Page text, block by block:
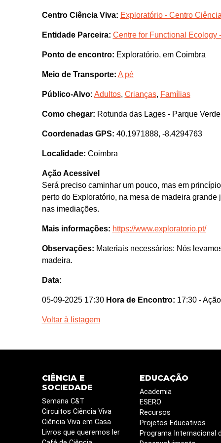
Centro Ciência Viva: Exploratório - Centro
Entidade Parceira: Centre for Functional Ecology
Ponto de encontro: Exploratório, em Coimbra
Meio de Transporte: A pé
Público-Alvo: Adultos, Crianças, Famílias
Como chegar: Rotunda das Lages - Parque
Coordenadas GPS: 40.1971888, -8.4294763
Localidade: Coimbra
Ação Acessivel
Será preciso caminhar um pouco, mas em
perto do Exploratório, na mesa de madeira
nas imediações.
Mais informações: https://www.exploratorio.pt/
Observações: Materiais necessários: Nós
madeira.
Data:
05-09-2025 17:30 Hora de Encontro: 17:30 -
Voltar à listagem
CIÊNCIA E
SOCIEDADE
Semana C&T
Circuitos Ciência Viva
Ciência Viva em Casa
Livros que queremos ler
EDUCAÇÃO
Academia
ESERO
Recursos
Projetos Educativos
Programa Internacional